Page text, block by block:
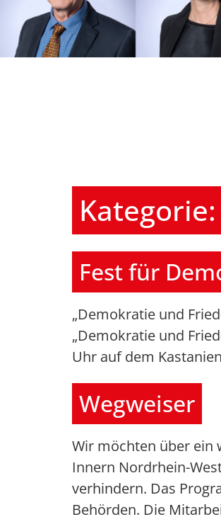
Kategorie:
Fest für
„Demokratie und
„Demokratie und
Uhr auf dem
Wegweiser
Wir möchten über ein
Innern Nordrhein-
verhindern. Das
Behörden. Die